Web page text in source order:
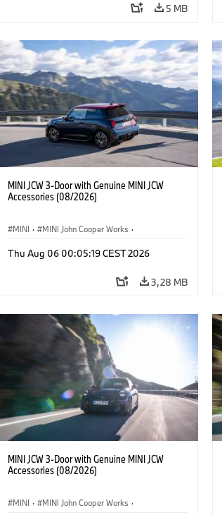
5 MB
MINI JCW 3-Door with Genuine MINI JCW
Accessories (08/2026)
MINI · MINI John Cooper Works ·
Opcjonalne dodatki, akcesoria
Thu Aug 06 00:05:19 CEST 2026
3,28 MB
MINI JCW 3-Door with Genuine MINI JCW
Accessories (08/2026)
MINI · MINI John Cooper Works ·